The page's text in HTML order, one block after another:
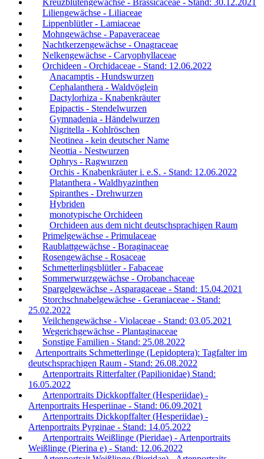
Liliengewächse - Liliaceae
Lippenblütler - Lamiaceae
Mohngewächse - Papaveraceae
Nachtkerzengewächse - Onagraceae
Nelkengewächse - Caryophyllaceae
Orchideen - Orchidaceae - Stand: 12.06.2022
Anacamptis - Hundswurzen
Cephalanthera - Waldvöglein
Dactylorhiza - Knabenkräuter
Epipactis - Stendelwurzen
Gymnadenia - Händelwurzen
Nigritella - Kohlröschen
Neotinea - kein deutscher Name
Neottia - Nestwurzen
Ophrys - Ragwurzen
Orchis - Knabenkräuter i. e.S. - Stand: 12.06.2022
Platanthera - Waldhyazinthen
Spiranthes - Drehwurzen
Hybriden
monotypische Orchideen
Orchideen aus dem nicht deutschsprachigen Raum
Primelgewächse - Primulaceae
Raublattgewächse - Boraginaceae
Rosengewächse - Rosaceae
Schmetterlingsblütler - Fabaceae
Sommerwurzgewächse - Orobanchaceae
Spargelgewächse - Asparagaceae - Stand: 15.04.2021
Storchschnabelgewächse - Geraniaceae - Stand:
25.02.2022
Veilchengewächse - Violaceae - Stand: 03.05.2021
Wegerichgewächse - Plantaginaceae
Sonstige Familien - Stand: 25.08.2022
Artenportraits Schmetterlinge (Lepidoptera): Tagfalter im
deutschsprachigen Raum - Stand: 26.08.2022
Artenportraits Ritterfalter (Papilionidae) Stand:
16.05.2022
Artenportraits Dickkopffalter (Hesperiidae) -
Artenportraits Hesperiinae - Stand: 06.09.2021
Artenportraits Dickkopffalter (Hesperiidae) -
Artenportraits Pyrginae - Stand: 14.05.2022
Artenportraits Weißlinge (Pieridae) - Artenportraits
Weißlinge (Pierina e) - Stand: 12.06.2022